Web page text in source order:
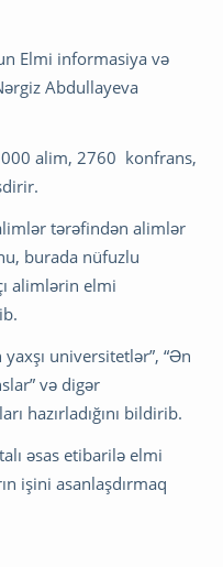
Elmi informasiya və
Abdullayeva
alim, 2760 konfrans,
tərəfindən alimlər
burada nüfuzlu
alimlərin elmi
universitetlər”, “Ən
və digər
hazırladığını bildirib.
əsas etibarilə elmi
işini asanlaşdırmaq